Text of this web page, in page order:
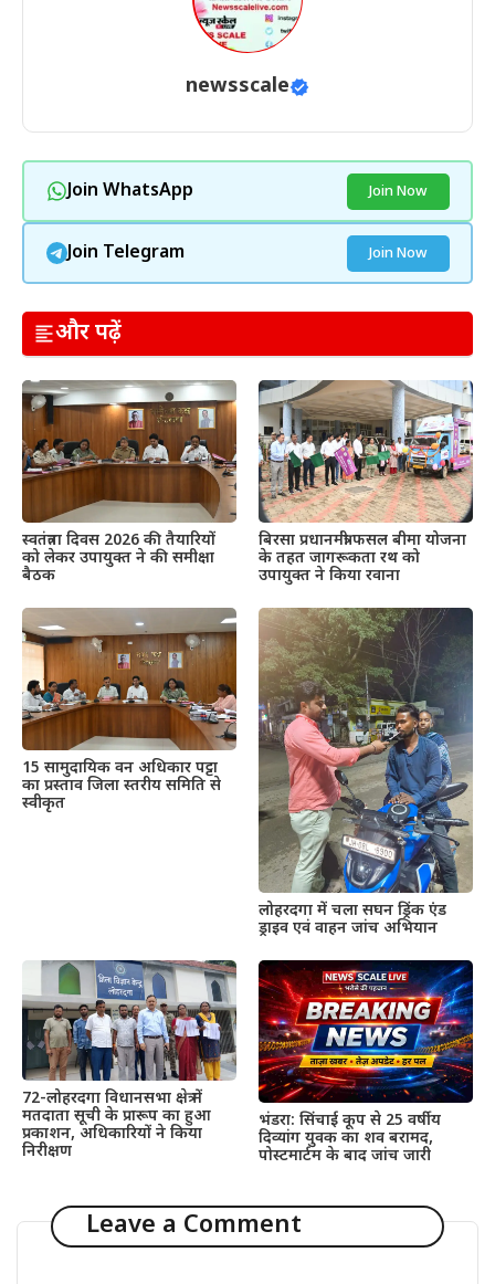
newsscale
Join WhatsApp Join Now
Join Telegram Join Now
और पढ़ें
स्वतंत्रता दिवस 2026 की तैयारियों
को लेकर उपायुक्त ने की समीक्षा
बैठक
बिरसा प्रधानमंत्री फसल बीमा योजना
के तहत जागरूकता रथ को
उपायुक्त ने किया रवाना
15 सामुदायिक वन अधिकार पट्टा
का प्रस्ताव जिला स्तरीय समिति से
स्वीकृत
लोहरदगा में चला सघन ड्रिंक एंड
ड्राइव एवं वाहन जांच अभियान
72-लोहरदगा विधानसभा क्षेत्र में
मतदाता सूची के प्रारूप का हुआ
प्रकाशन, अधिकारियों ने किया
निरीक्षण
भंडरा: सिंचाई कूप से 25 वर्षीय
दिव्यांग युवक का शव बरामद,
पोस्टमार्टम के बाद जांच जारी
Leave a Comment